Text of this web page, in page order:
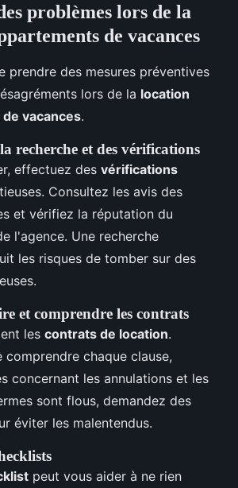
problèmes lors de la
de vacances
prendre des mesures préventives
lors de la location
vacances.
recherche et des vérifications
effectuez des vérifications
Consultez les avis des
et vérifiez la réputation du
l'agence. Une recherche
les risques de tomber sur des
et comprendre les contrats
les contrats de location.
comprendre chaque clause,
concernant les annulations et les
sont flous, demandez des
éviter les malentendus.
peut vous aider à ne rien